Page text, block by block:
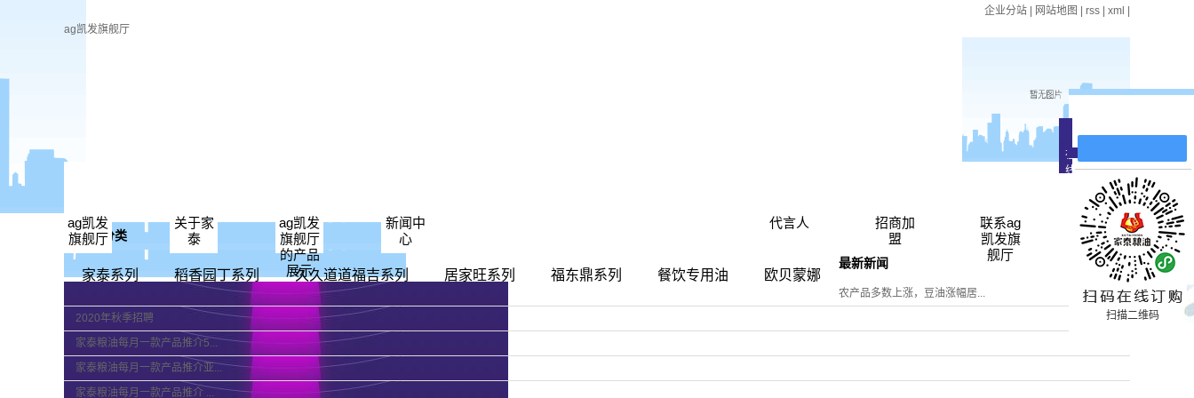
企业分站 网站地图 rss xml
ag凯发旗舰厅
ag凯发
旗舰厅
关于家
泰的简介
代言人
荣誉资质
厂房设备
产品展厅
联系ag凯发旗
ag凯发
旗舰厅
的产品
展示
稻香园丁系列
久久道道福吉
系列
居家旺系列
福东鼎系列
餐饮专用油
新闻中
心
行业新闻
技术知识
代言人
招商加
盟
联系ag
凯发旗
舰厅
产品分类
家泰系列 稻香园丁系列 久久道道福吉系列 居家旺系列 福东鼎系列 餐饮专用油 欧贝蒙娜
最新新闻
农产品多数上涨，豆油涨幅居...
2020年秋季招聘
家泰粮油每月一款产品推介5...
家泰粮油每月一款产品推介亚...
家泰粮油每月一款产品推介 ...
在
线
扫描二维码